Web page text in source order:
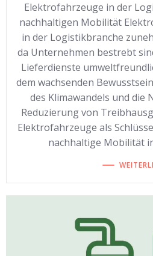
Elektrofahrzeuge in der
nachhaltigen Mobilität
in der Logistikbranche
da Unternehmen bestrebt
Lieferdienste
dem wachsenden
des Klimawandels und die
Reduzierung von
Elektrofahrzeuge als
nachhaltige Mobilität